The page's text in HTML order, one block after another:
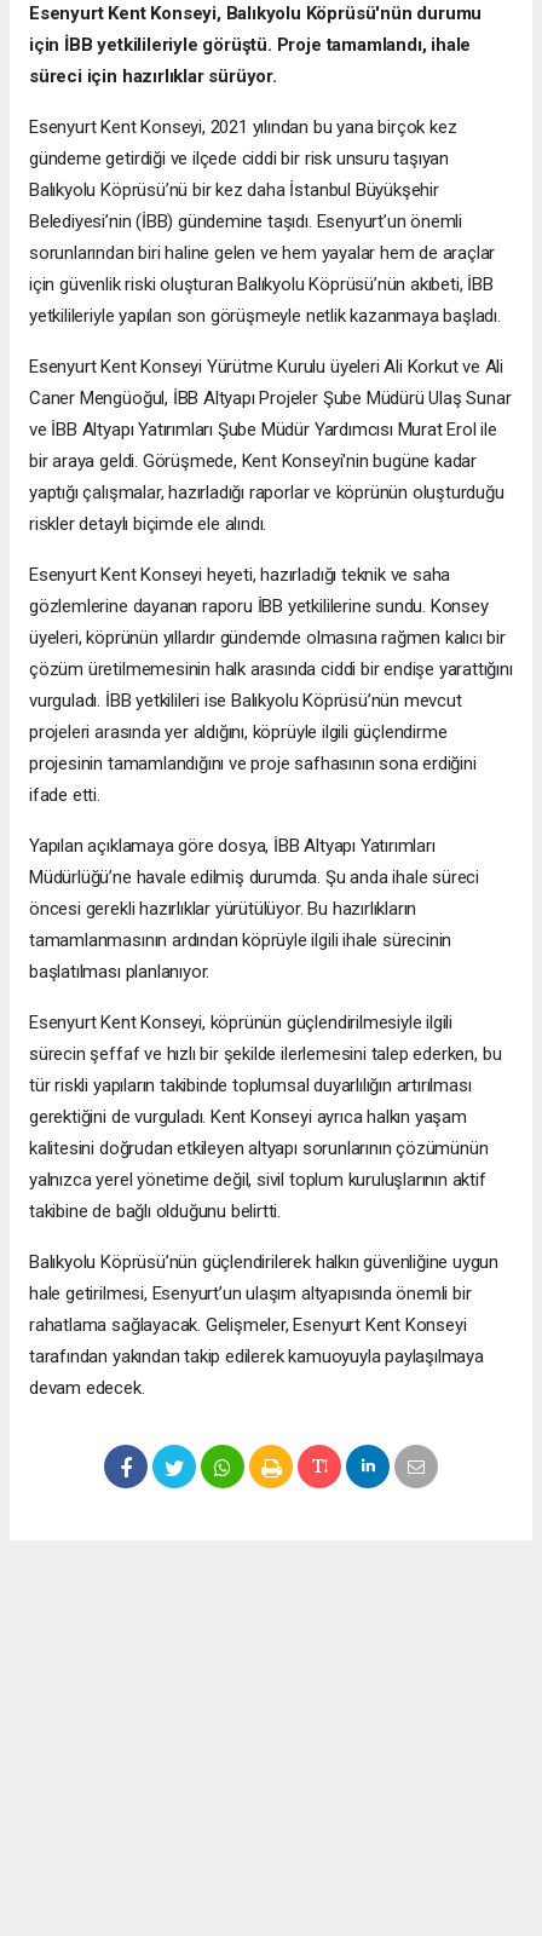
Esenyurt Kent Konseyi, Balıkyolu Köprüsü'nün durumu
için İBB yetkilileriyle görüştü. Proje tamamlandı, ihale
süreci için hazırlıklar sürüyor.
Esenyurt Kent Konseyi, 2021 yılından bu yana birçok kez
gündeme getirdiği ve ilçede ciddi bir risk unsuru taşıyan
Balıkyolu Köprüsü’nü bir kez daha İstanbul Büyükşehir
Belediyesi’nin (İBB) gündemine taşıdı. Esenyurt’un önemli
sorunlarından biri haline gelen ve hem yayalar hem de araçlar
için güvenlik riski oluşturan Balıkyolu Köprüsü’nün akıbeti, İBB
yetkilileriyle yapılan son görüşmeyle netlik kazanmaya başladı.
Esenyurt Kent Konseyi Yürütme Kurulu üyeleri Ali Korkut ve Ali
Caner Mengüoğul, İBB Altyapı Projeler Şube Müdürü Ulaş Sunar
ve İBB Altyapı Yatırımları Şube Müdür Yardımcısı Murat Erol ile
bir araya geldi. Görüşmede, Kent Konseyi'nin bugüne kadar
yaptığı çalışmalar, hazırladığı raporlar ve köprünün oluşturduğu
riskler detaylı biçimde ele alındı.
Esenyurt Kent Konseyi heyeti, hazırladığı teknik ve saha
gözlemlerine dayanan raporu İBB yetkililerine sundu. Konsey
üyeleri, köprünün yıllardır gündemde olmasına rağmen kalıcı bir
çözüm üretilmemesinin halk arasında ciddi bir endişe yarattığını
vurguladı. İBB yetkilileri ise Balıkyolu Köprüsü’nün mevcut
projeleri arasında yer aldığını, köprüyle ilgili güçlendirme
projesinin tamamlandığını ve proje safhasının sona erdiğini
ifade etti.
Yapılan açıklamaya göre dosya, İBB Altyapı Yatırımları
Müdürlüğü’ne havale edilmiş durumda. Şu anda ihale süreci
öncesi gerekli hazırlıklar yürütülüyor. Bu hazırlıkların
tamamlanmasının ardından köprüyle ilgili ihale sürecinin
başlatılması planlanıyor.
Esenyurt Kent Konseyi, köprünün güçlendirilmesiyle ilgili
sürecin şeffaf ve hızlı bir şekilde ilerlemesini talep ederken, bu
tür riskli yapıların takibinde toplumsal duyarlılığın artırılması
gerektiğini de vurguladı. Kent Konseyi ayrıca halkın yaşam
kalitesini doğrudan etkileyen altyapı sorunlarının çözümünün
yalnızca yerel yönetime değil, sivil toplum kuruluşlarının aktif
takibine de bağlı olduğunu belirtti.
Balıkyolu Köprüsü’nün güçlendirilerek halkın güvenliğine uygun
hale getirilmesi, Esenyurt’un ulaşım altyapısında önemli bir
rahatlama sağlayacak. Gelişmeler, Esenyurt Kent Konseyi
tarafından yakından takip edilerek kamuoyuyla paylaşılmaya
devam edecek.